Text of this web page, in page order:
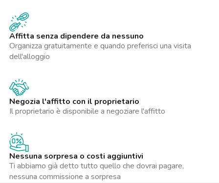
Affitta senza dipendere da nessuno
Organizza gratuitamente e quando preferisci una visita
dell'alloggio
Negozia l'affitto con il proprietario
Il proprietario è disponibile a negoziare l'affitto
Nessuna sorpresa o costi aggiuntivi
Ti abbiamo già detto tutto quello che dovrai pagare,
nessuna commissione a sorpresa